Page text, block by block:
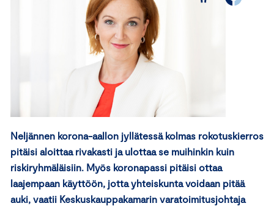
Neljännen korona-aallon jyllätessä kolmas rokotuskierros
pitäisi aloittaa rivakasti ja ulottaa se muihinkin kuin
riskiryhmäläisiin. Myös koronapassi pitäisi ottaa
laajempaan käyttöön, jotta yhteiskunta voidaan pitää
auki, vaatii Keskuskauppakamarin varatoimitusjohtaja